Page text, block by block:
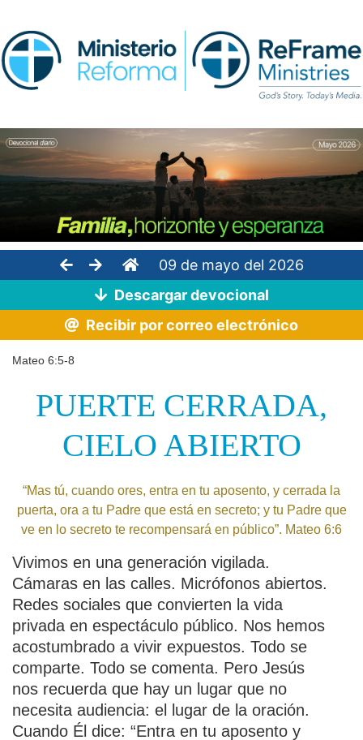
09 de mayo del 2026
Descargar devocional
Recibir por correo electrónico
Mateo 6:5-8
PUERTE CERRADA,
CIELO ABIERTO
“Mas tú, cuando ores, entra en tu aposento, y cerrada la
puerta, ora a tu Padre que está en secreto; y tu Padre que
ve en lo secreto te recompensará en público”. Mateo 6:6
Vivimos en una generación vigilada.
Cámaras en las calles. Micrófonos abiertos.
Redes sociales que convierten la vida
privada en espectáculo público. Nos hemos
acostumbrado a vivir expuestos. Todo se
comparte. Todo se comenta. Pero Jesús
nos recuerda que hay un lugar que no
necesita audiencia: el lugar de la oración.
Cuando Él dice: “Entra en tu aposento y